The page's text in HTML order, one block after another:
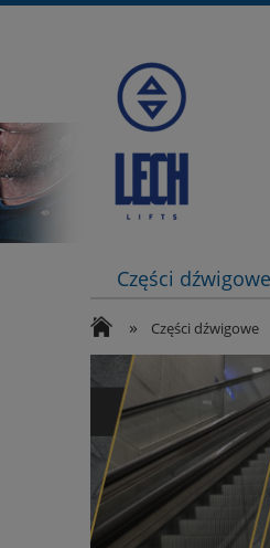
Części dźwigowe
» Części dźwigowe